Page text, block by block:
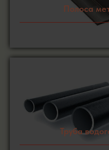
Полоса
Труба